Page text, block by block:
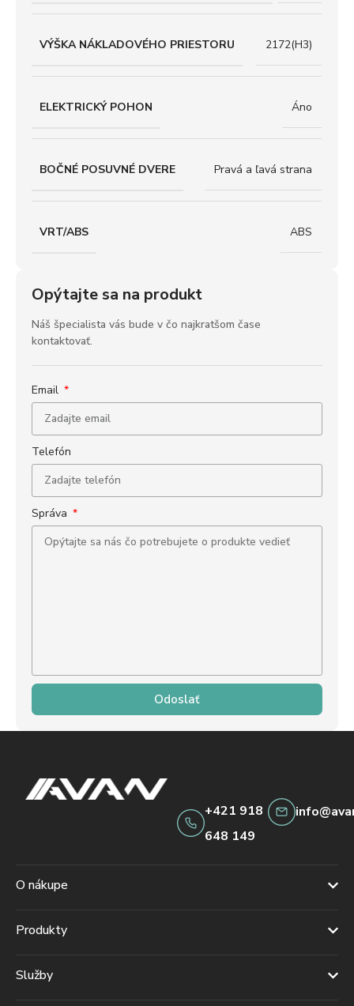
VÝŠKA NÁKLADOVÉHO PRIESTORU 2172(H3)
ELEKTRICKÝ POHON Áno
BOČNÉ POSUVNÉ DVERE Pravá a ľavá strana
VRT/ABS ABS
Opýtajte sa na produkt
Náš špecialista vás bude v čo najkratšom čase
kontaktovať.
Email
Telefón
Správa
Odoslať
+421 918
648 149
O nákupe
Produkty
Služby